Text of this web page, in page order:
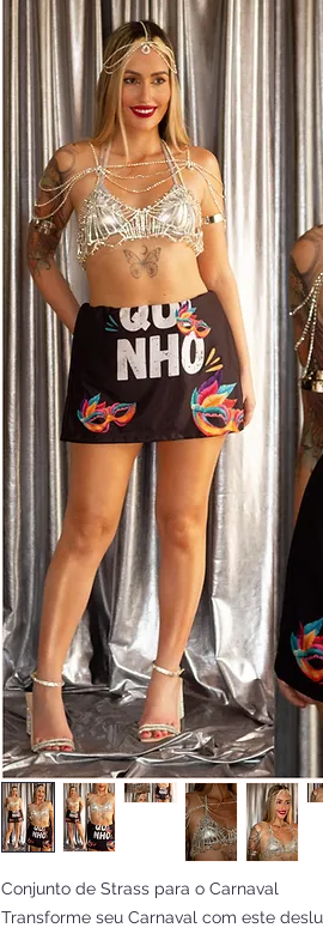
Conjunto de Strass para o Carnaval
Transforme seu Carnaval com este